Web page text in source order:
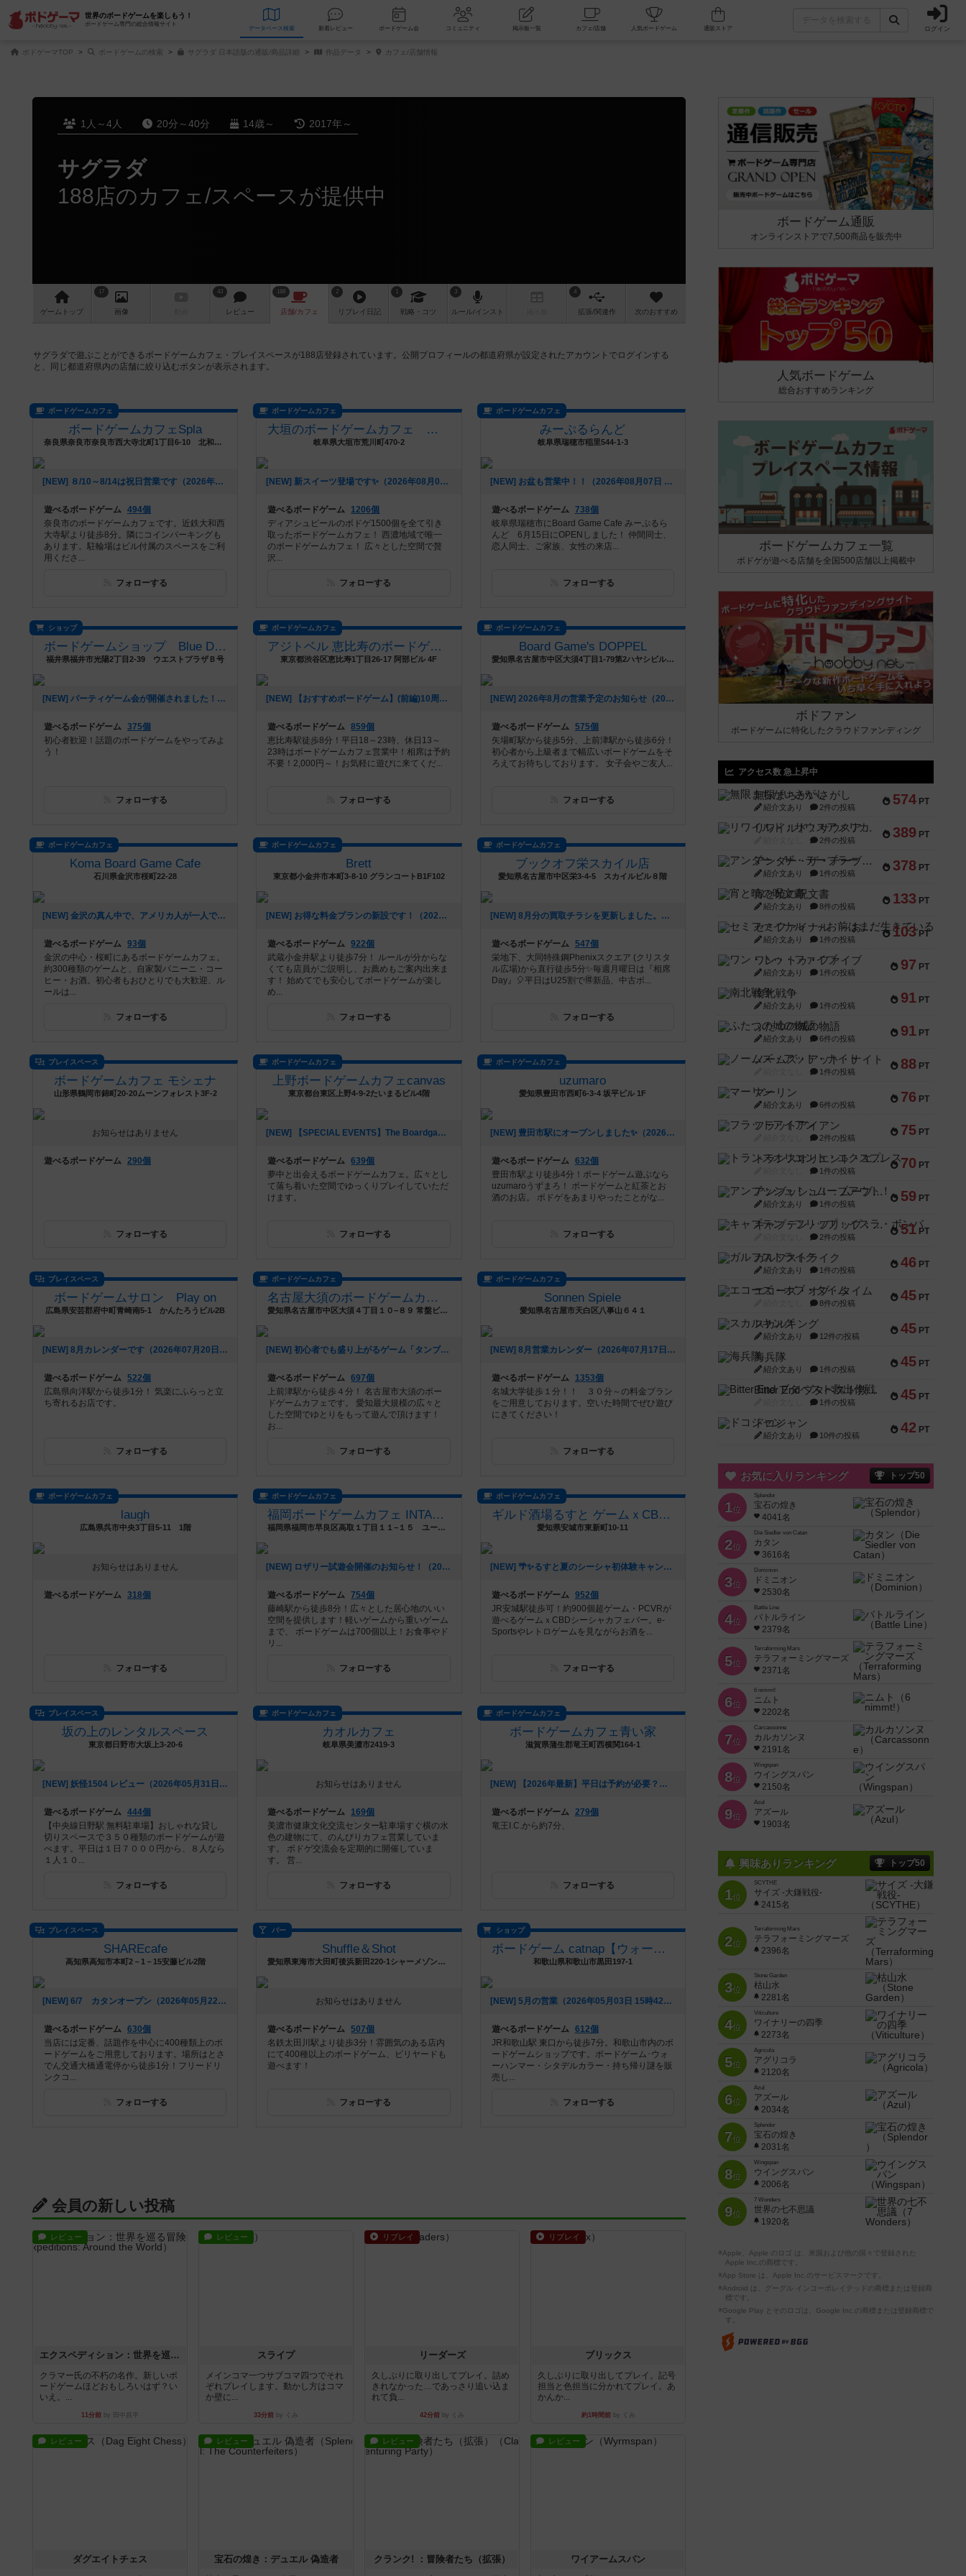
世界のボードゲームを楽しもう！
ボードゲーム専門の総合情報サイト
データベース 検索 新着レビュー ボードゲーム会 コミュニティ 掲示板一覧 カフェ/店舗 人気ボードゲーム ログイン
ボドゲーマTOP ボードゲームの検索 サグラダ 日本語版の通販/商品詳細 作品データ カフェ/店舗情報
1人～4人 20分～40分 14歳～ 2017年～
サグラダ
188店のカフェ/スペースが提供中
ゲーム トップ
17
画像
43
レビュー
188
店舗/カフェ
2
リプレイ 日記
1
戦略 ・コツ
3
ルール/インスト
4
拡張/関連作 次のおすすめ
サグラダで遊ぶことができるボードゲームカフェ・プレイスペースが188店登録されています。公開プロフィールの都道府県が設定されたアカウントでログインする
と、同じ都道府県内の店舗に絞り込むボタンが表示されます。
ボードゲームカフェ
ボードゲームカフェSpla
奈良県奈良市奈良市西大寺北町1丁目6-10 北和ビル3階
[NEW] ８/10～8/14は祝日営業です（2026年08月08日 20時54分）
遊べるボードゲーム 494個
奈良市のボードゲームカフェです。近鉄大和西
大寺駅より徒歩8分。隣にコインパーキングも
あります。駐輪場はビル付属のスペースをご利
用くださ...
フォローする
ボードゲームカフェ
大垣のボードゲームカフェ 黒やぎさん
岐阜県大垣市荒川町470-2
[NEW] 新スイーツ登場です✨️（2026年08月07日 17時00分）
遊べるボードゲーム
1206個
ディアシュピールのボドゲ1500個を全て引き
取ったボードゲームカフェ！ 西濃地域で唯一
のボードゲームカフェ！ 広々とした空間で贅
沢...
フォローする
ボードゲームカフェ
みーぷるらんど
岐阜県瑞穂市稲里544-1-3
[NEW] お盆も営業中！！（2026年08月07日 00時53分）
遊べるボードゲーム 738個
岐阜県瑞穂市にBoard Game Cafe みーぷるら
んど 6月15日にOPENしました！ 仲間同士、
恋人同士、ご家族、女性の来店...
フォローする
ショップ
ボードゲームショップ Blue Dice
福井県福井市光陽2丁目2-39 ウエストプラザＢ号
[NEW] パーティゲーム会が開催されました！（2026年08月06日 20時08分）
遊べるボードゲーム 375個
初心者歓迎！話題のボードゲームをやってみよ
う！
フォローする
ボードゲームカフェ
アジトベル 恵比寿のボードゲームカフェ
東京都渋谷区恵比寿1丁目26-17 阿部ビル 4F
[NEW] 【おすすめボードゲーム】(前編)10周年企画！10年前から大活躍のボードゲーム【#163】をあげました（2026年08月06日 00時03分）
遊べるボードゲーム 859個
恵比寿駅徒歩8分！平日18～23時、休日13～
23時はボードゲームカフェ営業中！相席は予約
不要！2,000円～！お気軽に遊びに来てくだ...
フォローする
ボードゲームカフェ
Board Game's DOPPEL
愛知県名古屋市中区大須4丁目1-79第2ハヤシビル地下1階
[NEW] 2026年8月の営業予定のお知らせ（2026年08月04日 18時51分）
遊べるボードゲーム 575個
矢場町駅から徒歩5分、上前津駅から徒歩6分！
初心者から上級者まで幅広いボードゲームをそ
ろえてお待ちしております。 女子会やご友人...
フォローする
ボードゲームカフェ
Koma Board Game Cafe
石川県金沢市桜町22-28
[NEW] 金沢の真ん中で、アメリカ人が一人でボードゲームカフェをやっています（2026年07月30日 20時56分）
遊べるボードゲーム 93個
金沢の中心・桜町にあるボードゲームカフェ。
約300種類のゲームと、自家製パニーニ・コー
ヒー・お酒。初心者もおひとりでも大歓迎、ル
ールは...
フォローする
ボードゲームカフェ
Brett
東京都小金井市本町3-8-10 グランコートB1F102
[NEW] お得な料金プランの新設です！（2026年07月28日 14時15分）
遊べるボードゲーム 922個
武蔵小金井駅より徒歩7分！ ルールが分からな
くても店員がご説明し、お薦めもご案内出来ま
す！ 始めてでも安心してボードゲームが楽し
め...
フォローする
ボードゲームカフェ
ブックオフ栄スカイル店
愛知県名古屋市中区栄3-4-5 スカイルビル８階
[NEW] 8月分の買取チラシを更新しました。（2026年07月27日 17時53分）
遊べるボードゲーム 547個
栄地下、大同特殊鋼Phenixスクエア (クリスタ
ル広場)から直行徒歩5分✨毎週月曜日は『相席
Day』🎈平日はU25割で🉐新品、中古ボ...
フォローする
プレイスペース
ボードゲームカフェ モシェナ
山形県鶴岡市錦町20-20ムーンフォレスト3F-2
お知らせはありません
遊べるボードゲーム 290個
フォローする
ボードゲームカフェ
上野ボードゲームカフェcanvas
東京都台東区上野4-9-2たいまるビル4階
[NEW] 【SPECIAL EVENTS】The Boardgame Partyレポート｜canvas Girl's Day｜2026/7/24（2026年07月25日 22時12分）
遊べるボードゲーム 639個
夢中と出会えるボードゲームカフェ。広々とし
て落ち着いた空間でゆっくりプレイしていただ
けます。
フォローする
ボードゲームカフェ
uzumaro
愛知県豊田市西町6-3-4 坂平ビル 1F
[NEW] 豊田市駅にオープンしました✨（2026年07月24日 13時44分）
遊べるボードゲーム 632個
豊田市駅より徒歩4分！ボードゲーム遊ぶなら
uzumaroうずまろ！ ボードゲームと紅茶とお
酒のお店。 ボドゲをあまりやったことがな...
フォローする
プレイスペース
ボードゲームサロン Play on
広島県安芸郡府中町青崎南5-1 かんたろうビル2B
[NEW] 8月カレンダーです（2026年07月20日 21時16分）
遊べるボードゲーム 522個
広島県向洋駅から徒歩1分！ 気楽にふらっと立
ち寄れるお店です。
フォローする
ボードゲームカフェ
名古屋大須のボードゲームカフェ Board Game's
愛知県名古屋市中区大須４丁目１０−８９ 常盤ビル３階
[NEW] 初心者でも盛り上がるゲーム「タンブリンダイス」（2026年07月17日 14時05分）
遊べるボードゲーム 697個
上前津駅から徒歩４分！ 名古屋市大須のボー
ドゲームカフェです。 愛知最大規模の広々と
した空間でゆとりをもって遊んで頂けます！
お...
フォローする
ボードゲームカフェ
Sonnen Spiele
愛知県名古屋市天白区八事山６４１
[NEW] 8月営業カレンダー（2026年07月17日 13時19分）
遊べるボードゲーム
1353個
名城大学徒歩１分！！ ３０分～の料金プラン
をご用意しております。空いた時間でぜひ遊び
にきてください！
フォローする
ボードゲームカフェ
laugh
広島県呉市中央3丁目5-11 1階
お知らせはありません
遊べるボードゲーム 318個
フォローする
ボードゲームカフェ
福岡ボードゲームカフェ INTALES Cafe
福岡県福岡市早良区高取１丁目１１−１５ ユーテラス高取
[NEW] ロザリー試遊会開催のお知らせ！（2026年06月23日 05時02分）
遊べるボードゲーム 754個
藤崎駅から徒歩8分！広々とした居心地のいい
空間を提供します！軽いゲームから重いゲーム
まで、 ボードゲームは700個以上！お食事やド
リ...
フォローする
ボードゲームカフェ
ギルド酒場るすと ゲームｘCBDシーシャカフェバー
愛知県安城市東新町10-11
[NEW] 🌴✨るすと夏のシーシャ初体験キャンペーン✨🌴（2026年06月03日 02時03分）
遊べるボードゲーム 952個
JR安城駅徒歩可！約900個超ゲーム・PCVRが
遊べるゲームｘCBDシーシャカフェバー。e-
Sportsやレトロゲームを見ながらお酒を...
フォローする
プレイスペース
坂の上のレンタルスペース
東京都日野市大坂上3-20-6
[NEW] 妖怪1504 レビュー（2026年05月31日 21時05分）
遊べるボードゲーム 444個
【中央線日野駅 無料駐車場】おしゃれな貸し
切りスペースで３５０種類のボードゲームが遊
べます。平日は１日７０００円から、８人なら
１人１０...
フォローする
ボードゲームカフェ
カオルカフェ
岐阜県美濃市2419-3
お知らせはありません
遊べるボードゲーム
169個
美濃市健康文化交流センター駐車場すぐ横の水
色の建物にて、のんびりカフェ営業していま
す。 ボドゲ交流会を定期的に開催していま
す。 営...
フォローする
ボードゲームカフェ
ボードゲームカフェ青い家
滋賀県蒲生郡竜王町西横関164-1
[NEW] 【2026年最新】平日は予約が必要？ボードゲームカフェ青い家はいつでも予約なしで利用OKです！アサイーボウルも新登場！（2026年05月24日 14時06分）
遊べるボードゲーム 279個
竜王I.C.から約7分、
フォローする
プレイスペース
SHAREcafe
高知県高知市本町2－1－15安藤ビル2階
[NEW] 6/7 カタンオープン（2026年05月22日 08時24分）
遊べるボードゲーム 630個
当店には定番、話題作を中心に400種類上のボ
ードゲームをご用意しております。場所はとさ
でん交通大橋通電停から徒歩1分！フリードリ
ンクコ...
フォローする
バー
Shuffle＆Shot
愛知県東海市大田町後浜新田220-1シャーメゾン叶E号室
お知らせはありません
遊べるボードゲーム 507個
名鉄太田川駅より徒歩3分！雰囲気のある店内
にて400種以上のボードゲーム、ビリヤードも
遊べます！
フォローする
ショップ
ボードゲーム catnap【ウォーハンマー・シタデルカラー取扱店】
和歌山県和歌山市黒田197-1
[NEW] 5月の営業（2026年05月03日 15時42分）
遊べるボードゲーム 612個
JR和歌山駅 東口から徒歩7分。和歌山市内のボ
ードゲームショップです。ボードゲーム･ウォ
ーハンマー・シタデルカラー・持ち帰り謎を販
売し...
フォローする
会員の新しい投稿
レビュー
エクスペディション：世界を巡る冒険
クラマー氏の不朽の名作。新しいボ
ードゲームほどおもしろいはず？い
いえ。...
11分前 by 田中昌平
レビュー
スライプ
メインコマ一つサブコマ四つでそれ
ぞれプレイします。動かし方はコマ
か壁に...
33分前 by くみ
リプレイ
リーダーズ
久しぶりに取り出してプレイ。詰め
きれなかった…であっさり追い込ま
れて負...
42分前 by くみ
リプレイ
ブリックス
久しぶりに取り出してプレイ。記号
担当と色担当に分かれてプレイ。あ
かんか...
約1時間前by くみ
レビュー
ダグエイトチェス
レビュー
宝石の煌き：デュエル 偽造者
レビュー
クランク! ：冒険者たち（拡張）
レビュー
ワイアームスパン
ボードゲーム通販
オンラインストアで7,500商品を販売中
人気ボードゲーム
総合おすすめランキング
ボードゲームカフェ一覧
ボドゲが遊べる店舗を全国500店舗以上掲載中
ボドファン
ボードゲームに特化したクラウドファンディング
アクセス数 急上昇中
574 PT
無限まちがいさがし
紹介文あり 2件の投稿
389 PT
リワイルド：サウスアメリカ
2件の投稿
378 PT
アンダー・ザ・テーブラー
紹介文あり 1件の投稿
133 PT
宵と暁の呪文書
紹介文あり 8件の投稿
103 PT
セミファイナル ～お前はまだ生きている～
紹介文あり 1件の投稿
97 PT
ワン・トゥ・ファイブ
紹介文あり 1件の投稿
91 PT
南北戦争
紹介文あり 1件の投稿
91 PT
ふたつの城の物語
紹介文あり 6件の投稿
88 PT
ノームズ・アット・ナイト
1件の投稿
76 PT
マーリン
紹介文あり 6件の投稿
75 PT
フラットアイアン
2件の投稿
70 PT
トランスオリエント・エクスプレス
1件の投稿
59 PT
アンブッシュ！：ムーブアウト！
紹介文あり 1件の投稿
51 PT
キャプテン・フリップ：イスラ・ボンバ
2件の投稿
46 PT
ガルフストライク
紹介文あり 1件の投稿
45 PT
エコーズ・オブ・タイム
8件の投稿
45 PT
スカルキング
紹介文あり 12件の投稿
45 PT
海兵隊
紹介文あり 1件の投稿
45 PT
Bitter End ブタペスト救出作戦
1件の投稿
42 PT
ドコジャン
紹介文あり 10件の投稿
お気に入りランキング トップ50
1位
Splendor
宝石の煌き
4041名
2位
Die Siedler von Catan
カタン
3616名
3位
Dominion
ドミニオン
2530名
4位
Battle Line
バトルライン
2379名
5位
Terraforming Mars
テラフォーミングマーズ
2371名
6位
6 nimmt!
ニムト
2202名
7位
Carcassonne
カルカソンヌ
2191名
8位
Wingspan
ウイングスパン
2150名
9位
Azul
アズール
1903名
興味ありランキング トップ50
1位
SCYTHE
サイズ -大鎌戦役-
2415名
2位
Terraforming Mars
テラフォーミングマーズ
2396名
3位
Stone Garden
枯山水
2281名
4位
Viticulture
ワイナリーの四季
2273名
5位
Agricola
アグリコラ
2120名
6位
Azul
アズール
2034名
7位
Splendor
宝石の煌き
2031名
8位
Wingspan
ウイングスパン
2006名
9位
7 Wonders
世界の七不思議
1920名
※Apple、Apple のロゴ は、米国および他の国々で登録された
Apple Inc.の商標です。
※App Store は、Apple Inc.のサービスマークです。
※Android は、グーグル インコーポレイテッドの商標または登録商
標です。
※Google Play とそのロゴは、Google Inc.の商標または登録商標で
す。